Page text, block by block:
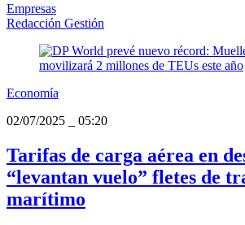
Empresas
Redacción Gestión
Economía
02/07/2025
05:20
Tarifas de carga aérea en
“levantan vuelo” fletes de
marítimo